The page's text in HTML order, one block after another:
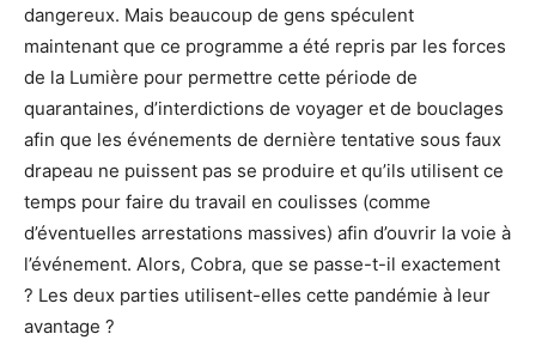
dangereux. Mais beaucoup de gens spéculent
maintenant que ce programme a été repris par les forces
de la Lumière pour permettre cette période de
quarantaines, d’interdictions de voyager et de bouclages
afin que les événements de dernière tentative sous faux
drapeau ne puissent pas se produire et qu’ils utilisent ce
temps pour faire du travail en coulisses (comme
d’éventuelles arrestations massives) afin d’ouvrir la voie à
l’événement. Alors, Cobra, que se passe-t-il exactement
? Les deux parties utilisent-elles cette pandémie à leur
avantage ?